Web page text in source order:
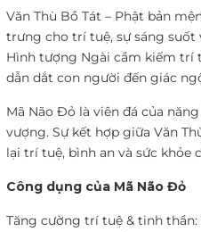
Văn Thù Bồ Tát – Phật bản
trưng cho trí tuệ, sự sáng
Hình tượng Ngài cầm kiếm trí
dẫn dắt con người đến giác
Mã Não Đỏ là viên đá của
vượng. Sự kết hợp giữa Văn
lại trí tuệ, bình an và sức khỏe
Công dụng của Mã Não Đỏ
Tăng cường trí tuệ & tinh